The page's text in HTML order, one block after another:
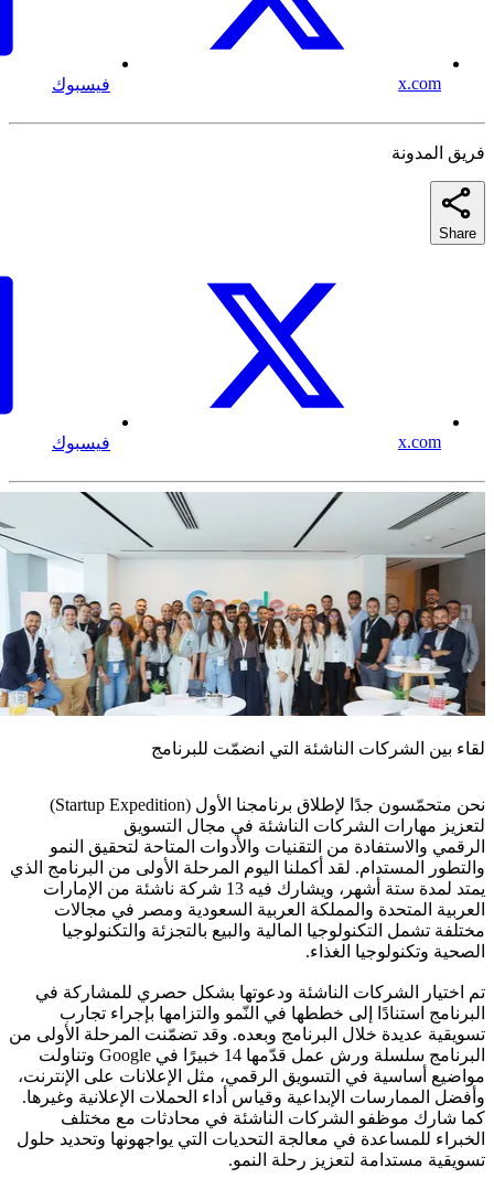
x.com فيسبوك
فريق المدونة
Share
x.com فيسبوك
لقاء بين الشركات الناشئة التي انضمّت للبرنامج
نحن متحمّسون جدًا لإطلاق برنامجنا الأول (Startup Expedition)
لتعزيز مهارات الشركات الناشئة في مجال التسويق
الرقمي والاستفادة من التقنيات والأدوات المتاحة لتحقيق النمو
والتطور المستدام. لقد أكملنا اليوم المرحلة الأولى من البرنامج الذي
يمتد لمدة ستة أشهر، ويشارك فيه 13 شركة ناشئة من الإمارات
العربية المتحدة والمملكة العربية السعودية ومصر في مجالات
مختلفة تشمل التكنولوجيا المالية والبيع بالتجزئة والتكنولوجيا
الصحية وتكنولوجيا الغذاء.
تم اختيار الشركات الناشئة ودعوتها بشكل حصري للمشاركة في
البرنامج استنادًا إلى خططها في النّمو والتزامها بإجراء تجارب
تسويقية عديدة خلال البرنامج وبعده. وقد تضمّنت المرحلة الأولى من
البرنامج سلسلة ورش عمل قدّمها 14 خبيرًا في Google وتناولت
مواضيع أساسية في التسويق الرقمي، مثل الإعلانات على الإنترنت،
وأفضل الممارسات الإبداعية وقياس أداء الحملات الإعلانية وغيرها.
كما شارك موظفو الشركات الناشئة في محادثات مع مختلف
الخبراء للمساعدة في معالجة التحديات التي يواجهونها وتحديد حلول
تسويقية مستدامة لتعزيز رحلة النمو.